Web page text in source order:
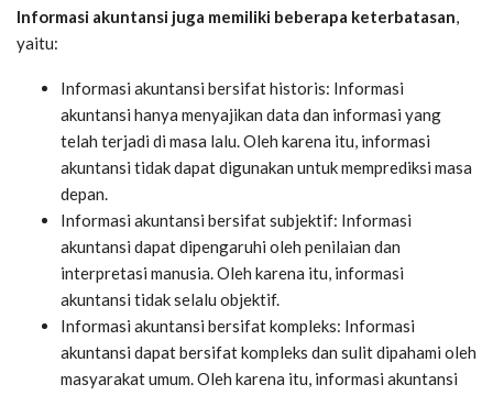
Informasi akuntansi juga memiliki beberapa keterbatasan
yaitu:
Informasi akuntansi bersifat historis: Informasi
akuntansi hanya menyajikan data dan informasi yang
telah terjadi di masa lalu. Oleh karena itu, informasi
akuntansi tidak dapat digunakan untuk memprediksi masa
depan.
Informasi akuntansi bersifat subjektif: Informasi
akuntansi dapat dipengaruhi oleh penilaian dan
interpretasi manusia. Oleh karena itu, informasi
akuntansi tidak selalu objektif.
Informasi akuntansi bersifat kompleks: Informasi
akuntansi dapat bersifat kompleks dan sulit dipahami oleh
masyarakat umum. Oleh karena itu, informasi akuntansi